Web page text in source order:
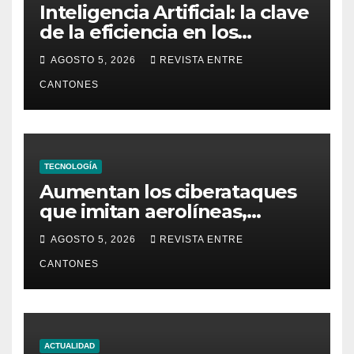
Inteligencia Artificial: la clave
de la eficiencia en los
Centros de Operaciones de
Seguridad
AGOSTO 5, 2026 REVISTA ENTRE
CANTONES
TECNOLOGÍA
Aumentan los ciberataques
que imitan aerolíneas,
hoteles y plataformas de
viaje
AGOSTO 5, 2026 REVISTA ENTRE
CANTONES
ACTUALIDAD